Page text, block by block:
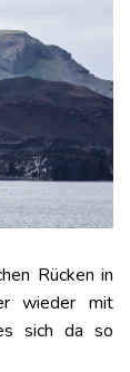
Rücken in
wieder mit
sich da so